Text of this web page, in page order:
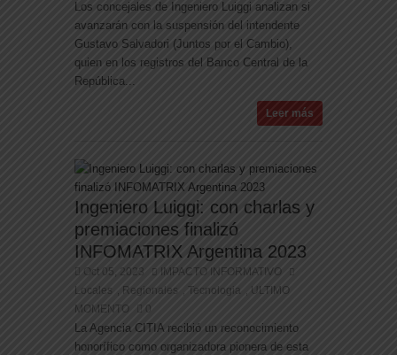
Los concejales de Ingeniero Luiggi analizan si
avanzarán con la suspensión del intendente
Gustavo Salvadori (Juntos por el Cambio),
quien en los registros del Banco Central de la
República...
Leer más
Ingeniero Luiggi: con charlas y
premiaciones finalizó
INFOMATRIX Argentina 2023
Oct 05, 2023
IMPACTO INFORMATIVO
Locales
Regionales Tecnologia
ULTIMO
MOMENTO
0
La Agencia CITIA recibió un reconocimiento
honorífico como organizadora pionera de esta